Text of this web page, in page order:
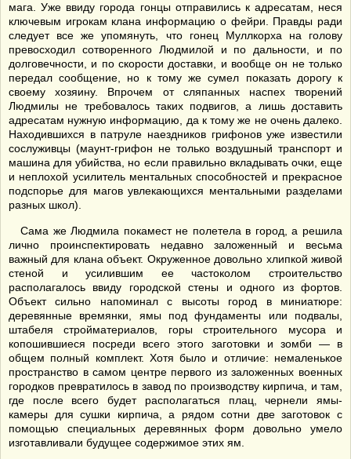
мага. Уже ввиду города гонцы отправились к адресатам, неся
ключевым игрокам клана информацию о фейри. Правды ради
следует все же упомянуть, что гонец Муллкорха на голову
превосходил сотворенного Людмилой и по дальности, и по
долговечности, и по скорости доставки, и вообще он не только
передал сообщение, но к тому же сумел показать дорогу к
своему хозяину. Впрочем от сляпанных наспех творений
Людмилы не требовалось таких подвигов, а лишь доставить
адресатам нужную информацию, да к тому же не очень далеко.
Находившихся в патруле наездников грифонов уже известили
сослуживцы (маунт-грифон не только воздушный транспорт и
машина для убийства, но если правильно вкладывать очки, еще
и неплохой усилитель ментальных способностей и прекрасное
подспорье для магов увлекающихся ментальными разделами
разных школ).
Сама же Людмила покамест не полетела в город, а решила
лично проинспектировать недавно заложенный и весьма
важный для клана объект. Окруженное довольно хлипкой живой
стеной и усилившим ее частоколом строительство
располагалось ввиду городской стены и одного из фортов.
Объект сильно напоминал с высоты город в миниатюре:
деревянные времянки, ямы под фундаменты или подвалы,
штабеля стройматериалов, горы строительного мусора и
копошившиеся посреди всего этого заготовки и зомби — в
общем полный комплект. Хотя было и отличие: немаленькое
пространство в самом центре первого из заложенных военных
городков превратилось в завод по производству кирпича, и там,
где после всего будет располагаться плац, чернели ямы-
камеры для сушки кирпича, а рядом сотни две заготовок с
помощью специальных деревянных форм довольно умело
изготавливали будущее содержимое этих ям.